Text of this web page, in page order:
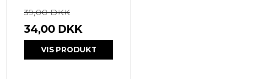
39,00 DKK
34,00 DKK
VIS PRODUKT